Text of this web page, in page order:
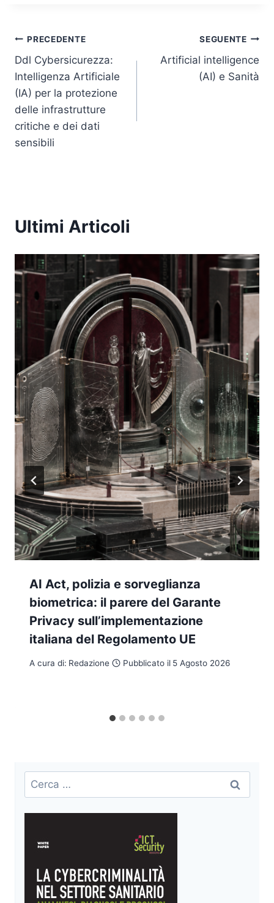
k
Navigazione
articoli
PRECEDENTE
Ddl Cybersicurezza:
Intelligenza Artificiale
(IA) per la protezione
delle infrastrutture
critiche e dei dati
sensibili
SEGUENTE
Artificial intelligence
(AI) e Sanità
Ultimi Articoli
AI Act, polizia e sorveglianza
biometrica: il parere del Garante
Privacy sull’implementazione
italiana del Regolamento UE
A cura di: Redazione Pubblicato il 5 Agosto 2026
Ricerca
per: